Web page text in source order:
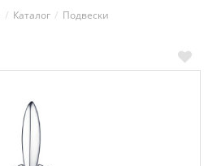
Каталог Подвески